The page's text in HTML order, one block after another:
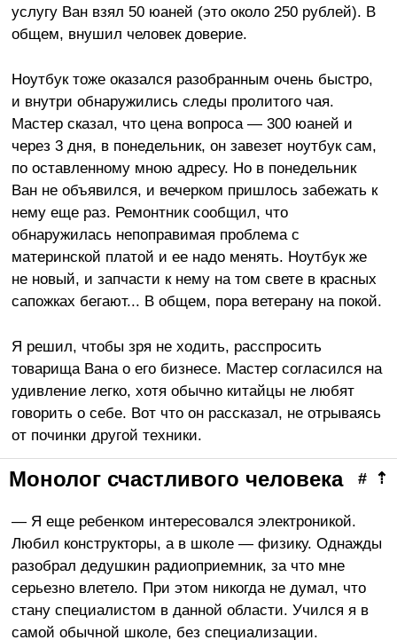
услугу Ван взял 50 юаней (это около 250 рублей). В
общем, внушил человек доверие.
Ноутбук тоже оказался разобранным очень быстро,
и внутри обнаружились следы пролитого чая.
Мастер сказал, что цена вопроса — 300 юаней и
через 3 дня, в понедельник, он завезет ноутбук сам,
по оставленному мною адресу. Но в понедельник
Ван не объявился, и вечерком пришлось забежать к
нему еще раз. Ремонтник сообщил, что
обнаружилась непоправимая проблема с
материнской платой и ее надо менять. Ноутбук же
не новый, и запчасти к нему на том свете в красных
сапожках бегают... В общем, пора ветерану на покой.
Я решил, чтобы зря не ходить, расспросить
товарища Вана о его бизнесе. Мастер согласился на
удивление легко, хотя обычно китайцы не любят
говорить о себе. Вот что он рассказал, не отрываясь
от починки другой техники.
⇡
#
Монолог счастливого человека
— Я еще ребенком интересовался электроникой.
Любил конструкторы, а в школе — физику. Однажды
разобрал дедушкин радиоприемник, за что мне
серьезно влетело. При этом никогда не думал, что
стану специалистом в данной области. Учился я в
самой обычной школе, без специализации.